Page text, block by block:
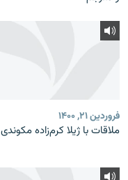
فروردین ۲۱, ۱۴۰۰
ملاقات با ژیلا کرم‌زاده مکوندی